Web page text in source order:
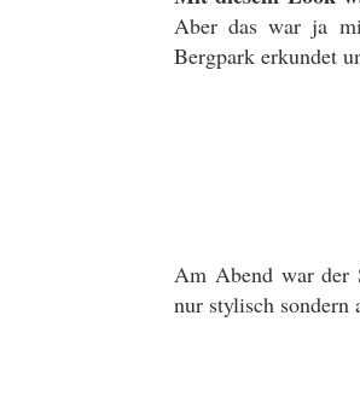
Aber das war ja
Bergpark erkundet
Am Abend war der
nur stylisch sondern